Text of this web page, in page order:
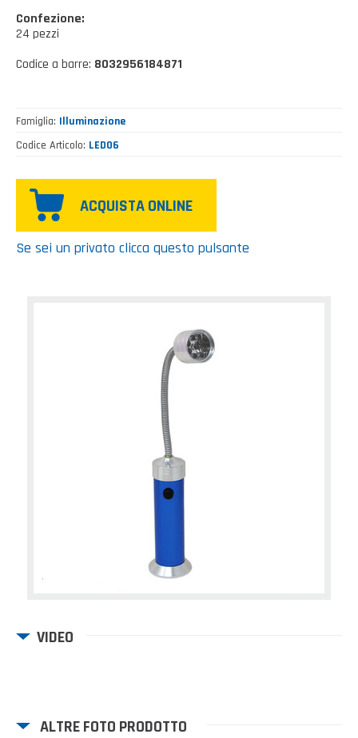
Confezione:
24 pezzi
Codice a barre: 8032956184871
Famiglia Illuminazione
Codice Articolo LED06
ACQUISTA ONLINE
Se sei un privato clicca questo pulsante
VIDEO
ALTRE FOTO PRODOTTO